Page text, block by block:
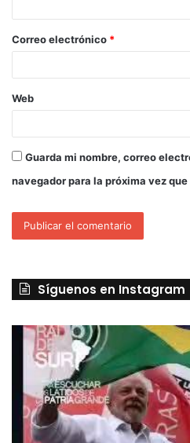
Correo electrónico *
Web
Guarda mi nombre, correo
navegador para la próxima vez
Síguenos en Instagram